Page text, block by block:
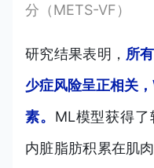
分（METS-VF）
研究结果表明， 所
少症风险呈正相关
素。 ML模型获得
内脏脂肪积累在肌